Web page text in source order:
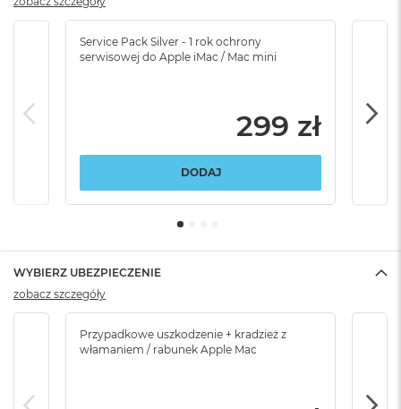
Service Pack Silver - 1 rok ochrony
serwisowej do Apple iMac / Mac mini
299 zł
DODAJ
WYBIERZ UBEZPIECZENIE
Przypadkowe uszkodzenie + kradzież z
włamaniem / rabunek Apple Mac
zobacz szczegóły